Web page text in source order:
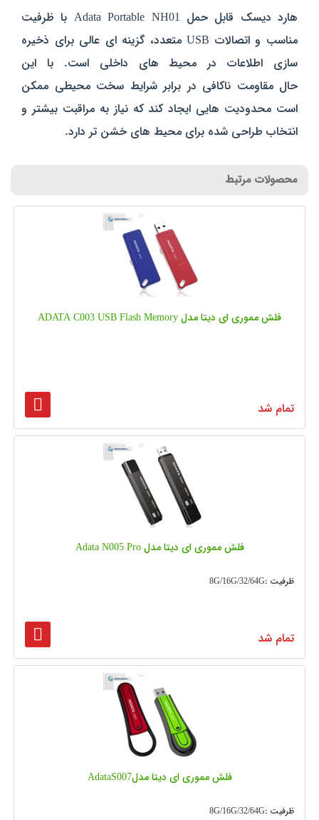
هارد دیسک قابل حمل Adata Portable NH01 با ظرفیت
مناسب و اتصالات USB متعدد، گزینه‌ ای عالی برای ذخیره‌
سازی اطلاعات در محیط‌ های داخلی است. با این
حال مقاومت ناکافی در برابر شرایط سخت محیطی ممکن
است محدودیت‌ هایی ایجاد کند که نیاز به مراقبت بیشتر و
انتخاب طراحی شده برای محیط‌ های خشن تر دارد.
محصولات مرتبط
فلش مموری ای دیتا مدل ADATA C003 USB Flash Memory
تمام شد
فلش مموری ای دیتا مدل Adata N005 Pro
ظرفیت :8G/16G/32/64G
تمام شد
فلش مموری ای دیتا مدلAdataS007
ظرفیت :8G/16G/32/64G